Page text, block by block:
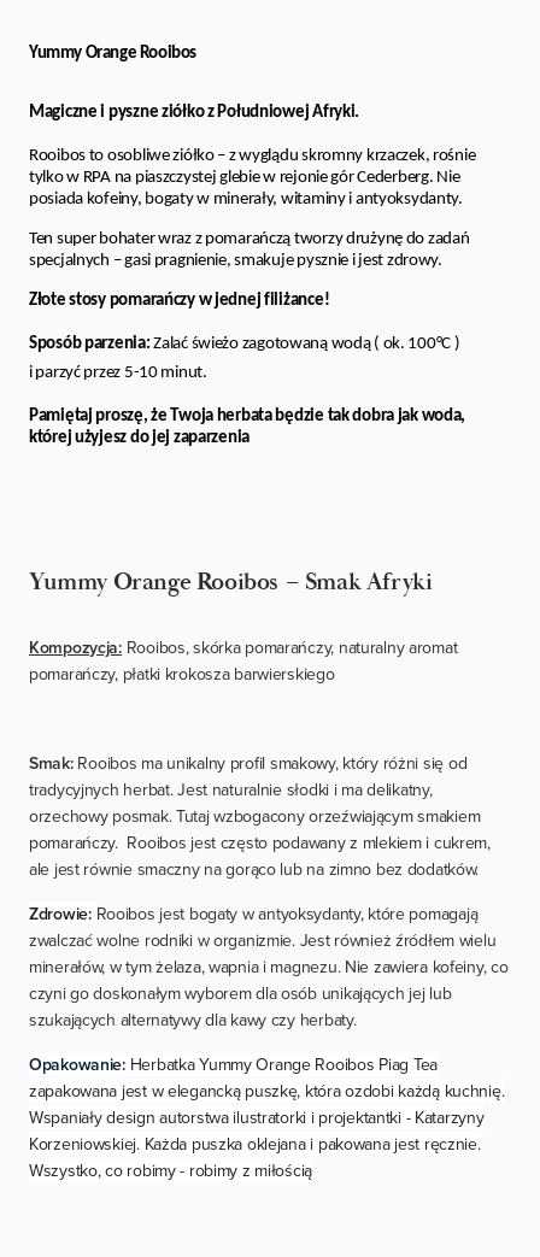
Yummy Orange Rooibos
Magiczne i pyszne ziółko z Południowej Afryki.
Rooibos to osobliwe ziółko – z wyglądu skromny krzaczek, rośnie
tylko w RPA na piaszczystej glebie w rejonie gór Cederberg. Nie
posiada kofeiny, bogaty w minerały, witaminy i antyoksydanty.
Ten super bohater wraz z pomarańczą tworzy drużynę do zadań
specjalnych – gasi pragnienie, smakuje pysznie i jest zdrowy.
Złote stosy pomarańczy w jednej filiżance!
Sposób parzenia: Zalać świeżo zagotowaną wodą ( ok. 100°C )
i parzyć przez 5-10 minut.
Pamiętaj proszę, że Twoja herbata będzie tak dobra jak woda,
której użyjesz do jej zaparzenia
Yummy Orange Rooibos – Smak Afryki
Kompozycja: Rooibos, skórka pomarańczy, naturalny aromat
pomarańczy, płatki krokosza barwierskiego
Smak: Rooibos ma unikalny profil smakowy, który różni się od
tradycyjnych herbat. Jest naturalnie słodki i ma delikatny,
orzechowy posmak. Tutaj wzbogacony orzeźwiającym smakiem
pomarańczy. Rooibos jest często podawany z mlekiem i cukrem,
ale jest równie smaczny na gorąco lub na zimno bez dodatków.
Zdrowie: Rooibos jest bogaty w antyoksydanty, które pomagają
zwalczać wolne rodniki w organizmie. Jest również źródłem wielu
minerałów, w tym żelaza, wapnia i magnezu. Nie zawiera kofeiny, co
czyni go doskonałym wyborem dla osób unikających jej lub
szukających alternatywy dla kawy czy herbaty.
Opakowanie: Herbatka Yummy Orange Rooibos Piag Tea
zapakowana jest w elegancką puszkę, która ozdobi każdą kuchnię.
Wspaniały design autorstwa ilustratorki i projektantki - Katarzyny
Korzeniowskiej. Każda puszka oklejana i pakowana jest ręcznie.
Wszystko, co robimy - robimy z miłością